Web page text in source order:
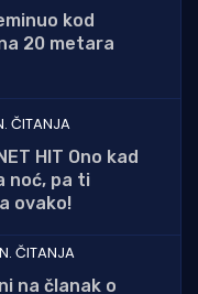
kod
20 metara
ČITANJA
HIT Ono kad
noć, pa ti
ovako!
ČITANJA
na članak o